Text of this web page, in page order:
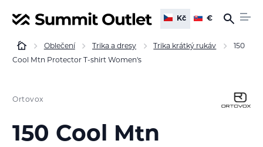
Kč €
Oblečení Trika a dresy Trika krátký rukáv
150
Cool Mtn Protector T-shirt Women's
Ortovox
150 Cool Mtn